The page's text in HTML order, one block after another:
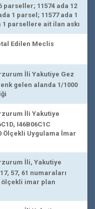
parseller; 11574 ada 12
1 parsel; 11577 ada 1
1 parsellere ait ilan askı
Edilen Meclis
İli Yakutiye Gez
gelen alanda 1/1000
İli Yakutiye
I46B06C1C
Ölçekli Uygulama İmar
İli, Yakutiye
57, 61 numaraları
ölçekli imar plan